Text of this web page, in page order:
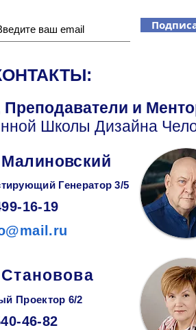
Преподаватели и
Школы Дизайна
Генератор 3/5
16-19
Становова
Проектор 6/2
46-82